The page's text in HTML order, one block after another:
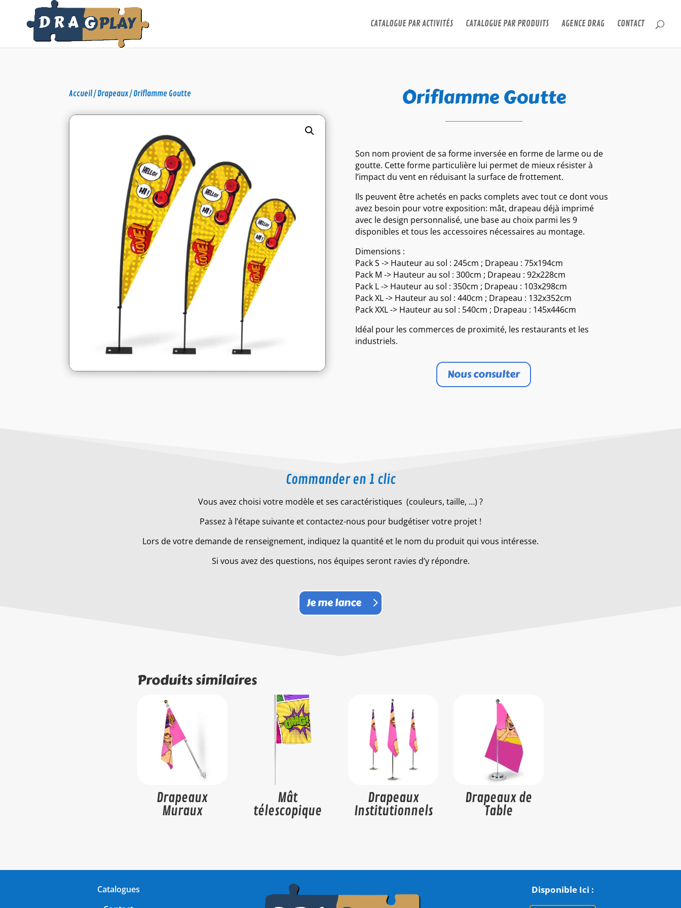
CATALOGUE PAR ACTIVITÉS CATALOGUE PAR PRODUITS AGENCE DRAG CONTACT
Accueil/Drapeaux/ Oriflamme Goutte Oriflamme Goutte
Son nom provient de sa forme inversée en forme de larme ou de
goutte. Cette forme particulière lui permet de mieux résister à
l’impact du vent en réduisant la surface de frottement.
Ils peuvent être achetés en packs complets avec tout ce dont vous
avez besoin pour votre exposition: mât, drapeau déjà imprimé
avec le design personnalisé, une base au choix parmi les 9
disponibles et tous les accessoires nécessaires au montage.
Dimensions :
Pack S -> Hauteur au sol : 245cm ; Drapeau : 75x194cm
Pack M -> Hauteur au sol : 300cm ; Drapeau : 92x228cm
Pack L -> Hauteur au sol : 350cm ; Drapeau : 103x298cm
Pack XL -> Hauteur au sol : 440cm ; Drapeau : 132x352cm
Pack XXL -> Hauteur au sol : 540cm ; Drapeau : 145x446cm
Idéal pour les commerces de proximité, les restaurants et les
industriels.
Nous consulter
Commander en 1 clic
Vous avez choisi votre modèle et ses caractéristiques (couleurs, taille, …) ?
Passez à l’étape suivante et contactez-nous pour budgétiser votre projet !
Lors de votre demande de renseignement, indiquez la quantité et le nom du produit qui vous intéresse.
Si vous avez des questions, nos équipes seront ravies d’y répondre.
Je me lance
Produits similaires
Drapeaux
Muraux
Mât
télescopique
Drapeaux
Institutionnels
Drapeaux de
Table
Catalogues
Disponible Ici :